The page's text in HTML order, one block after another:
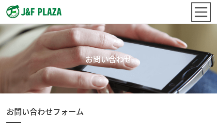
お問い合わせ
お問い合わせフォーム